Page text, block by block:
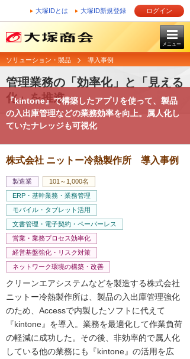
大塚IDとは 大塚ID新規登録 ログイン
メニュー
ソリューション・製品 導入事例
管理業務の「効率化」と「見える
化」を推進
『kintone』で構築したアプリを使って、製品
の入出庫管理などの業務効率を向上。属人化し
ていたナレッジも可視化
株式会社 ニットー冷熱製作所 導入事例
製造業
101～1,000名
ERP・基幹業務・業務管理
モバイル・タブレット活用
文書管理・電子契約・ペーパーレス
営業・業務プロセス効率化
経営基盤強化・リスク対策
ネットワーク環境の構築・改善
クリーンエアシステムなどを製造する株式会社
ニットー冷熱製作所は、製品の入出庫管理強化
のため、Accessで内製したソフトに代えて
『kintone』を導入。業務を最適化して作業負荷
の軽減に成功した。その後、非効率的で属人化
している他の業務にも『kintone』の活用を広